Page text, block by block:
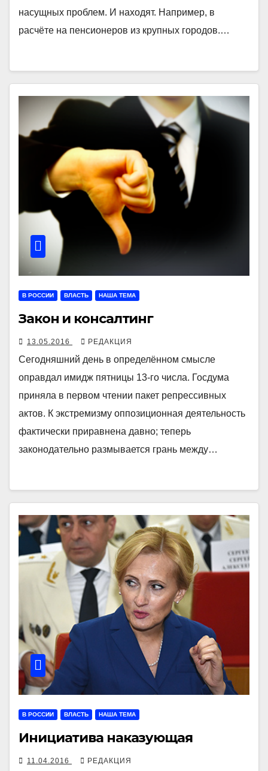
насущных проблем. И находят. Например, в
расчёте на пенсионеров из крупных городов.…
В РОССИИ ВЛАСТЬ НАША ТЕМА
Закон и консалтинг
13.05.2016 РЕДАКЦИЯ
Сегодняшний день в определённом смысле
оправдал имидж пятницы 13-го числа. Госдума
приняла в первом чтении пакет репрессивных
актов. К экстремизму оппозиционная деятельность
фактически приравнена давно; теперь
законодательно размывается грань между…
В РОССИИ ВЛАСТЬ НАША ТЕМА
Инициатива наказующая
11.04.2016 РЕДАКЦИЯ